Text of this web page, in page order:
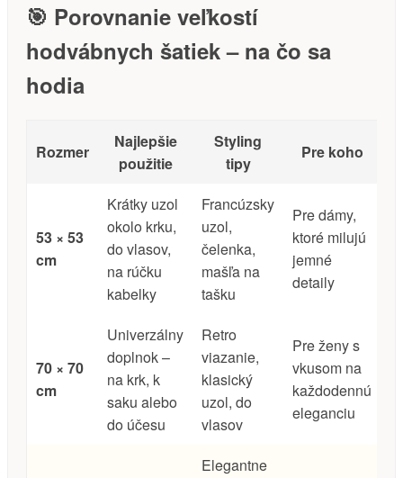
🎯 Porovnanie veľkostí
hodvábnych šatiek – na čo sa
hodia
Rozmer
Najlepšie
použitie
Styling
tipy
Pre koho
53 × 53
cm
Krátky uzol
okolo krku,
do vlasov,
na rúčku
kabelky
Francúzsky
uzol,
čelenka,
mašľa na
tašku
Pre dámy,
ktoré milujú
jemné
detaily
70 × 70
cm
Univerzálny
doplnok –
na krk, k
saku alebo
do účesu
Retro
viazanie,
klasický
uzol, do
vlasov
Pre ženy s
vkusom na
každodennú
eleganciu
Elegantne